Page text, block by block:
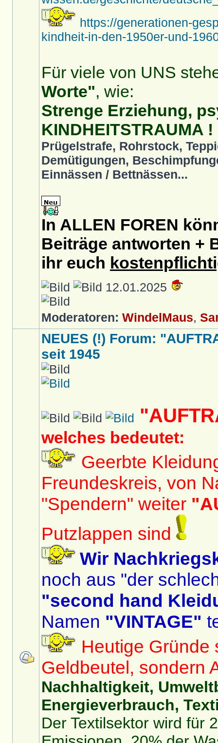
https://generationen-
kindheit-in-den-1950er-und-
Für viele von UNS
Worte", wie:
Strenge Erziehung,
KINDHEITSTRAUMA !
Prügelstrafe, Rohrstock,
Demütigungen,
Einnässen / Bettnässen...
In ALLEN FOREN
Beiträge antworten +
ihr euch
12.01.2025
Moderatoren: WindelMaus,
NEUES (!) Forum:
seit 1945
welches bedeutet:
Geerbte
Freundeskreis, von
"Spendern" weiter
Putzlappen sind
Wir
noch aus "der
"second hand
Namen "VINTAGE"
Heutige Gründe
Geldbeutel, sondern
Nachhaltigkeit,
Energieverbrauch,
Der Textilsektor wird für